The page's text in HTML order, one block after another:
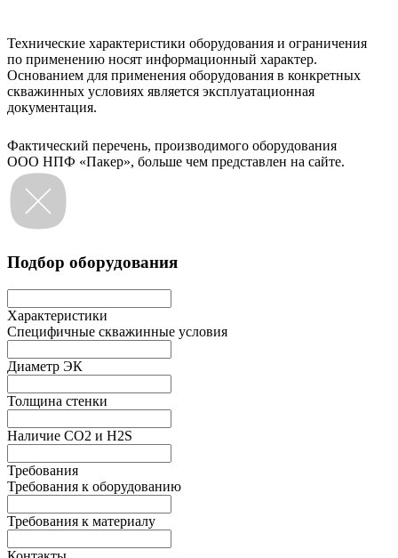
Технические характеристики оборудования и ограничения
по применению носят информационный характер.
Основанием для применения оборудования в конкретных
скважинных условиях является эксплуатационная
документация.
Фактический перечень, производимого оборудования
ООО НПФ «Пакер», больше чем представлен на сайте.
Подбор оборудования
Характеристики
Специфичные скважинные условия
Диаметр ЭК
Толщина стенки
Наличие СО2 и H2S
Требования
Требования к оборудованию
Требования к материалу